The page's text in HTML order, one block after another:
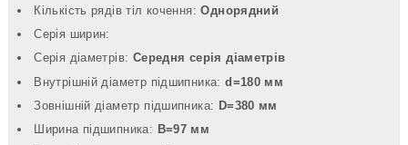
Кількість рядів тіл кочення:Однорядний
Серія ширин:
Серія діаметрів: Середня серія діаметрів
Внутрішній діаметр підшипника:d=180 мм
Зовнішній діаметр підшипника: D=380 мм
Ширина підшипника: B=97 мм